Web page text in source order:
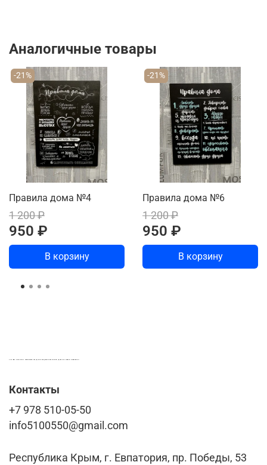
Аналогичные товары
-21%
Правила дома №4
1 200 ₽
950 ₽
В корзину
-21%
Правила дома №6
1 200 ₽
950 ₽
В корзину
Контакты
+7 978 510-05-50
info5100550@gmail.com
Республика Крым, г. Евпатория, пр. Победы, 53